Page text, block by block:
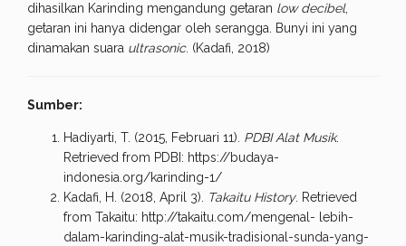
dihasilkan Karinding mengandung getaran low decibel,
getaran ini hanya didengar oleh serangga. Bunyi ini yang
dinamakan suara ultrasonic. (Kadafi, 2018)
Sumber:
Hadiyarti, T. (2015, Februari 11). PDBI Alat Musik.
Retrieved from PDBI: https://budaya-
indonesia.org/karinding-1/
Kadafi, H. (2018, April 3). Takaitu History. Retrieved
from Takaitu: http://takaitu.com/mengenal- lebih-
dalam-karinding-alat-musik-tradisional-sunda-yang-